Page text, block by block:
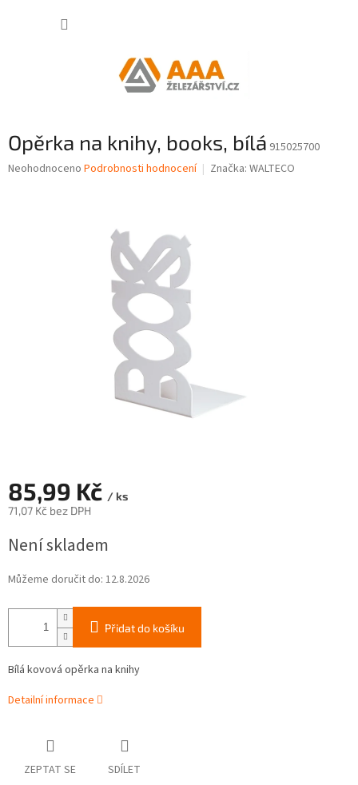
Opěrka na knihy, books, bílá 915025700
Průměrné
Neohodnoceno Podrobnosti hodnocení Značka: WALTECO
85,99 Kč / ks
71,07 Kč bez DPH
cena:
Není skladem
Můžeme doručit do: 12.8.2026
Přidat do košíku
Bílá kovová opěrka na knihy
Detailní informace
ZEPTAT SE SDÍLET